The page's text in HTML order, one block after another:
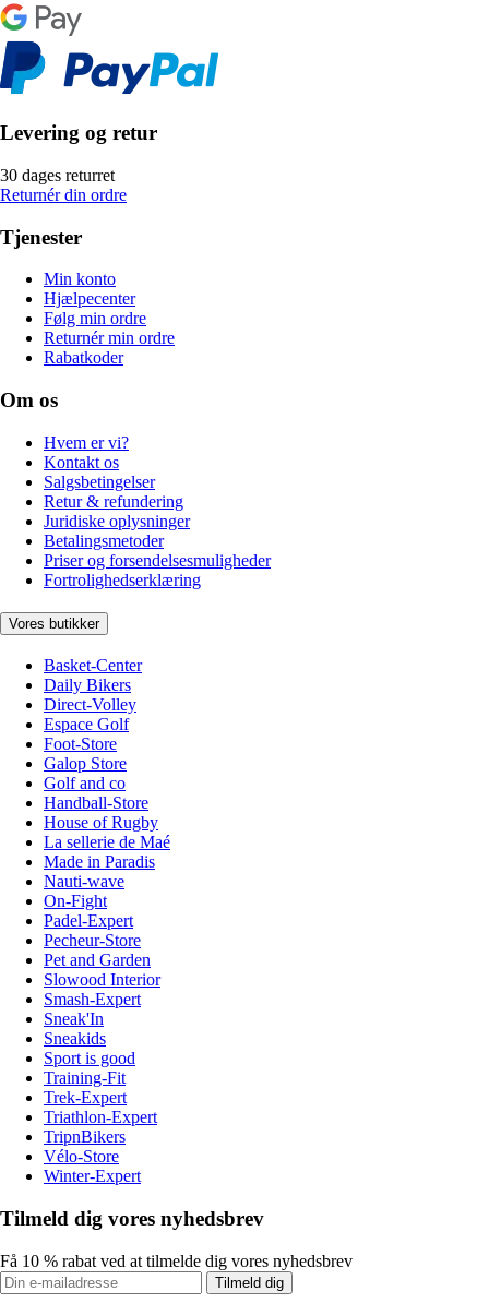
Levering og retur
30 dages returret
Returnér din ordre
Tjenester
Min konto
Hjælpecenter
Følg min ordre
Returnér min ordre
Rabatkoder
Om os
Hvem er vi?
Kontakt os
Salgsbetingelser
Retur & refundering
Juridiske oplysninger
Betalingsmetoder
Priser og forsendelsesmuligheder
Fortrolighedserklæring
Vores butikker
Basket-Center
Daily Bikers
Direct-Volley
Espace Golf
Foot-Store
Galop Store
Golf and co
Handball-Store
House of Rugby
La sellerie de Maé
Made in Paradis
Nauti-wave
On-Fight
Padel-Expert
Pecheur-Store
Pet and Garden
Slowood Interior
Smash-Expert
Sneak'In
Sneakids
Sport is good
Training-Fit
Trek-Expert
Triathlon-Expert
TripnBikers
Vélo-Store
Winter-Expert
Tilmeld dig vores nyhedsbrev
Få 10 % rabat ved at tilmelde dig vores nyhedsbrev
Tilmeld dig